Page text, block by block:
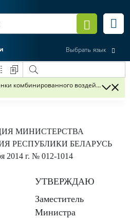
Выбрать язык
комбинированного воздействия
МИНИСТЕРСТВА
РЕСПУБЛИКИ БЕЛАРУСЬ
2014 г. № 012-1014
УТВЕРЖДАЮ
Заместитель
Министра